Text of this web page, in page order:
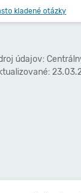
kladené otázky
údajov: